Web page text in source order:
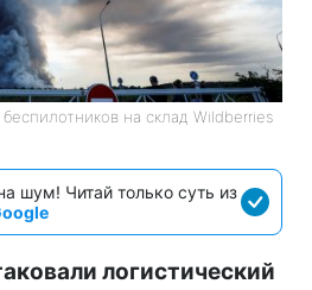
на склад Wildberries
шум! Читай только суть из
логистический